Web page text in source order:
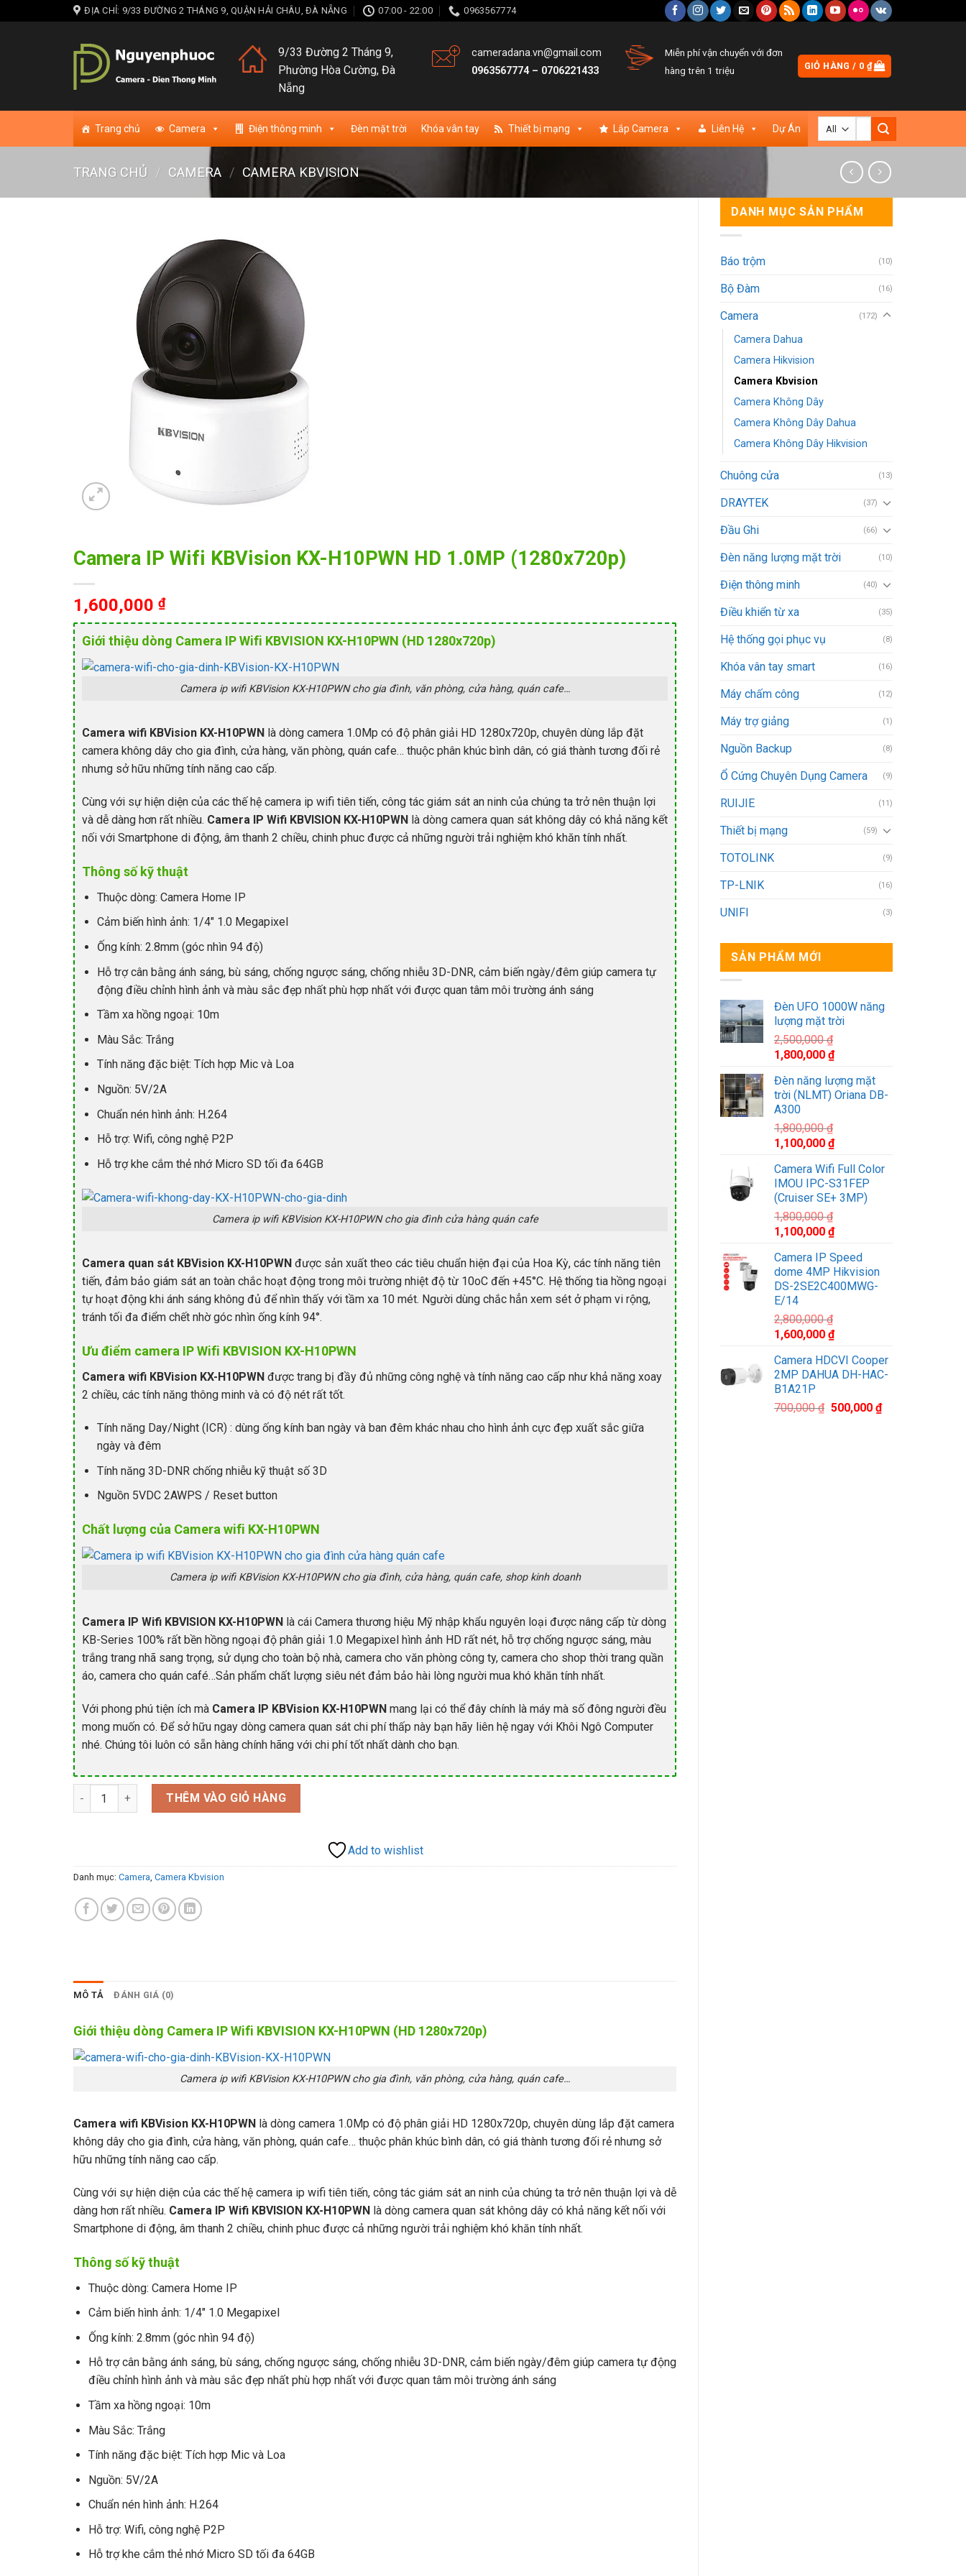
to
ĐỊA CHỈ: 9/33 ĐƯỜNG 2 THÁNG 9, QUẬN HẢI CHÂU, ĐÀ NẴNG 07:00 - 22:00 0963567774
9/33 Đường 2 Tháng 9,
Phường Hòa Cường, Đà
Nẵng
cameradana.vn@gmail.com
0963567774– 0706221433
Miễn phí vận chuyển với đơn
hàng trên 1 triệu
GIỎ HÀNG / 0 ₫
Trang chủ Camera Điện thông minh Đèn mặt trời Khóa vân tay Thiết bị mạng Lắp Camera Liên Hệ Dự Án
TRANG CHỦ / CAMERA / CAMERA KBVISION
DANH MỤC SẢN PHẨM
Báo trộm (10)
Bộ Đàm (16)
Camera (172)
Camera Dahua
Camera Hikvision
Camera Kbvision
Camera Không Dây
Camera Không Dây Dahua
Camera Không Dây Hikvision
Chuông cửa (13)
DRAYTEK (37)
Đầu Ghi (66)
Đèn năng lượng mặt trời (10)
Điện thông minh (40)
Điều khiển từ xa (35)
Hệ thống gọi phục vụ (8)
Khóa vân tay smart (16)
Máy chấm công (12)
Máy trợ giảng (1)
Nguồn Backup (8)
Ổ Cứng Chuyên Dụng Camera (9)
RUIJIE (11)
Thiết bị mạng (59)
TOTOLINK (9)
TP-LNIK (16)
UNIFI (3)
SẢN PHẨM MỚI
Đèn UFO 1000W năng
lượng mặt trời
2,500,000₫
Giá
là:
2,500,000 ₫.
1,800,000 ₫Giá
tại
là:
Đèn năng lượng mặt
trời (NLMT) Oriana DB-
A300
1,800,000₫
Giá
là:
1,800,000 ₫.
1,100,000 ₫Giá
tại
là:
1,100,000 ₫.
Camera Wifi Full Color
IMOU IPC-S31FEP
(Cruiser SE+ 3MP)
1,800,000₫
Giá
là:
1,800,000 ₫.
1,100,000 ₫Giá
tại
là:
1,100,000 ₫.
Camera IP Speed
dome 4MP Hikvision
DS-2SE2C400MWG-
E/14
2,800,000₫
Giá
là:
2,800,000 ₫.
1,600,000 ₫Giá
tại
là:
Camera HDCVI Cooper
2MP DAHUA DH-HAC-
B1A21P
700,000₫ Giá
500,000 ₫Giá
Add to wishlist
Camera IP Wifi KBVision KX-H10PWN HD 1.0MP (1280x720p)
1,600,000 ₫
Giới thiệu dòng Camera IP Wifi KBVISION KX-H10PWN (HD 1280x720p)
Camera ip wifi KBVision KX-H10PWN cho gia đình, văn phòng, cửa hàng, quán cafe…
Camera wifi KBVision KX-H10PWN là dòng camera 1.0Mp có độ phân giải HD 1280x720p, chuyên dùng lắp đặt
camera không dây cho gia đình, cửa hàng, văn phòng, quán cafe… thuộc phân khúc bình dân, có giá thành tương đối rẻ
nhưng sở hữu những tính năng cao cấp.
Cùng với sự hiện diện của các thế hệ camera ip wifi tiên tiến, công tác giám sát an ninh của chúng ta trở nên thuận lợi
và dễ dàng hơn rất nhiều. Camera IP Wifi KBVISION KX-H10PWN là dòng camera quan sát không dây có khả năng kết
nối với Smartphone di động, âm thanh 2 chiều, chinh phuc được cả những người trải nghiệm khó khăn tính nhất.
Thông số kỹ thuật
Thuộc dòng: Camera Home IP
Cảm biến hình ảnh: 1/4″ 1.0 Megapixel
Ống kính: 2.8mm (góc nhìn 94 độ)
Hỗ trợ cân bằng ánh sáng, bù sáng, chống ngược sáng, chống nhiễu 3D-DNR, cảm biến ngày/đêm giúp camera tự
động điều chỉnh hình ảnh và màu sắc đẹp nhất phù hợp nhất với được quan tâm môi trường ánh sáng
Tầm xa hồng ngoại: 10m
Màu Sắc: Trắng
Tính năng đặc biệt: Tích hợp Mic và Loa
Nguồn: 5V/2A
Chuẩn nén hình ảnh: H.264
Hỗ trợ: Wifi, công nghệ P2P
Hỗ trợ khe cắm thẻ nhớ Micro SD tối đa 64GB
Camera ip wifi KBVision KX-H10PWN cho gia đình cửa hàng quán cafe
Camera quan sát KBVision KX-H10PWN được sản xuất theo các tiêu chuẩn hiện đại của Hoa Kỳ, các tính năng tiên
tiến, đảm bảo giám sát an toàn chắc hoạt động trong môi trường nhiệt độ từ 10oC đến +45°C. Hệ thống tia hồng ngoại
tự hoạt động khi ánh sáng không đủ để nhìn thấy với tầm xa 10 mét. Người dùng chắc hẳn xem sét ở phạm vi rộng,
tránh tối đa điểm chết nhờ góc nhìn ống kính 94°.
Ưu điểm camera IP Wifi KBVISION KX-H10PWN
Camera wifi KBVision KX-H10PWN được trang bị đầy đủ những công nghệ và tính năng cao cấp như khả năng xoay
2 chiều, các tính năng thông minh và có độ nét rất tốt.
Tính năng Day/Night (ICR) : dùng ống kính ban ngày và ban đêm khác nhau cho hình ảnh cực đẹp xuất sắc giữa
ngày và đêm
Tính năng 3D-DNR chống nhiễu kỹ thuật số 3D
Nguồn 5VDC 2AWPS / Reset button
Chất lượng của Camera wifi KX-H10PWN
Camera ip wifi KBVision KX-H10PWN cho gia đình, cửa hàng, quán cafe, shop kinh doanh
Camera IP Wifi KBVISION KX-H10PWN là cái Camera thương hiệu Mỹ nhập khẩu nguyên loại được nâng cấp từ dòng
KB-Series 100% rất bền hồng ngoại độ phân giải 1.0 Megapixel hình ảnh HD rất nét, hỗ trợ chống ngược sáng, màu
trắng trang nhã sang trọng, sử dụng cho toàn bộ nhà, camera cho văn phòng công ty, camera cho shop thời trang quần
áo, camera cho quán café…Sản phẩm chất lượng siêu nét đảm bảo hài lòng người mua khó khăn tính nhất.
Với phong phú tiện ích mà Camera IP KBVision KX-H10PWN mang lại có thể đây chính là máy mà số đông người đều
mong muốn có. Để sở hữu ngay dòng camera quan sát chi phí thấp này bạn hãy liên hệ ngay với Khôi Ngô Computer
nhé. Chúng tôi luôn có sẵn hàng chính hãng với chi phí tốt nhất dành cho bạn.
Camera IP Wifi KBVision KX-H10PWN HD 1.0MP (1280x720p) số lượng
THÊM VÀO GIỎ HÀNG
Add to wishlist
Danh mục: Camera, Camera Kbvision
MÔ TẢ ĐÁNH GIÁ (0)
Giới thiệu dòng Camera IP Wifi KBVISION KX-H10PWN (HD 1280x720p)
Camera ip wifi KBVision KX-H10PWN cho gia đình, văn phòng, cửa hàng, quán cafe…
Camera wifi KBVision KX-H10PWN là dòng camera 1.0Mp có độ phân giải HD 1280x720p, chuyên dùng lắp đặt camera
không dây cho gia đình, cửa hàng, văn phòng, quán cafe… thuộc phân khúc bình dân, có giá thành tương đối rẻ nhưng sở
hữu những tính năng cao cấp.
Cùng với sự hiện diện của các thế hệ camera ip wifi tiên tiến, công tác giám sát an ninh của chúng ta trở nên thuận lợi và dễ
dàng hơn rất nhiều. Camera IP Wifi KBVISION KX-H10PWN là dòng camera quan sát không dây có khả năng kết nối với
Smartphone di động, âm thanh 2 chiều, chinh phuc được cả những người trải nghiệm khó khăn tính nhất.
Thông số kỹ thuật
Thuộc dòng: Camera Home IP
Cảm biến hình ảnh: 1/4″ 1.0 Megapixel
Ống kính: 2.8mm (góc nhìn 94 độ)
Hỗ trợ cân bằng ánh sáng, bù sáng, chống ngược sáng, chống nhiễu 3D-DNR, cảm biến ngày/đêm giúp camera tự động
điều chỉnh hình ảnh và màu sắc đẹp nhất phù hợp nhất với được quan tâm môi trường ánh sáng
Tầm xa hồng ngoại: 10m
Màu Sắc: Trắng
Tính năng đặc biệt: Tích hợp Mic và Loa
Nguồn: 5V/2A
Chuẩn nén hình ảnh: H.264
Hỗ trợ: Wifi, công nghệ P2P
Hỗ trợ khe cắm thẻ nhớ Micro SD tối đa 64GB